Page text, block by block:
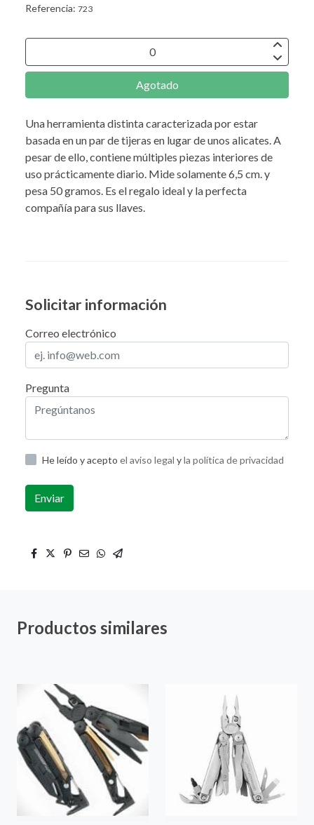
Referencia: 723
Agotado
Una herramienta distinta caracterizada por estar
basada en un par de tijeras en lugar de unos alicates. A
pesar de ello, contiene múltiples piezas interiores de
uso prácticamente diario. Mide solamente 6,5 cm. y
pesa 50 gramos. Es el regalo ideal y la perfecta
compañía para sus llaves.
Solicitar información
Correo electrónico
Pregunta
He leído y acepto el aviso legal yla política de privacidad
Enviar
Productos similares